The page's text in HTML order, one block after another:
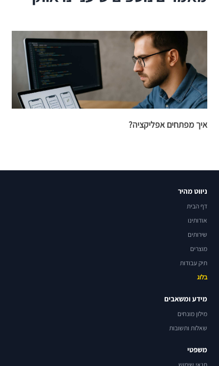
איך מפתחים אפליקציה?
ניווט מהיר
דף הבית
אודותינו
שירותים
מוצרים
תיק עבודות
בלוג
מידע ומשאבים
מילון מונחים
שאלות ותשובות
משפטי